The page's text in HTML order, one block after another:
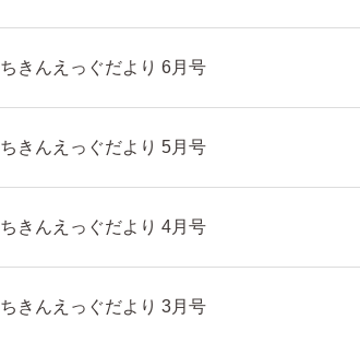
ちきんえっぐだより 6月号
ちきんえっぐだより 5月号
ちきんえっぐだより 4月号
ちきんえっぐだより 3月号